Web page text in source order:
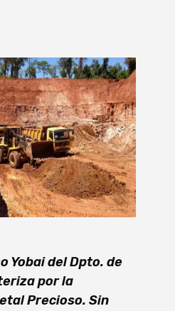
Yobai del Dpto. de
por la
Precioso. Sin